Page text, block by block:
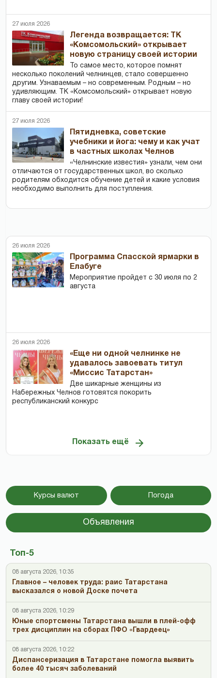
27 июля 2026
Легенда возвращается: ТК
«Комсомольский» открывает
новую страницу своей истории
То самое место, которое помнят
несколько поколений челнинцев, стало совершенно
другим. Узнаваемым – но современным. Родным – но
удивляющим. ТК «Комсомольский» открывает новую
главу своей истории!
27 июля 2026
Пятидневка, советские
учебники и йога: чему и как учат
в частных школах Челнов
«Челнинские известия» узнали, чем они
отличаются от государственных школ, во сколько
родителям обходится обучение детей и какие условия
необходимо выполнить для поступления.
26 июля 2026
Программа Спасской ярмарки в
Елабуге
Мероприятие пройдет с 30 июля по 2
августа
26 июля 2026
«Еще ни одной челнинке не
удавалось завоевать титул
«Миссис Татарстан»
Две шикарные женщины из
Набережных Челнов готовятся покорить
республиканский конкурс
Показать ещё
Курсы валют Погода
Объявления
Топ-5
08 августа 2026, 10:35
Главное – человек труда: раис Татарстана
высказался о новой Доске почета
08 августа 2026, 10:29
Юные спортсмены Татарстана вышли в плей-офф
трех дисциплин на сборах ПФО «Гвардеец»
08 августа 2026, 10:22
Диспансеризация в Татарстане помогла выявить
более 40 тысяч заболеваний